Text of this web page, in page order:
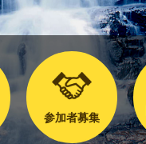
参加者募集